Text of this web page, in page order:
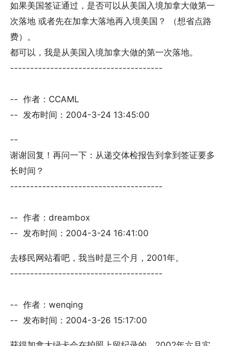
如果美国签证通过，是否可以从美国入境加拿大做第一
次落地 或者先在加拿大落地再入境美国？ （想省点路
费）。
都可以，我是从美国入境加拿大做的第一次落地。
--------------------------------------
-- 作者：CCAML
-- 发布时间：2004-3-24 13:45:00
--
谢谢回复！再问一下：从递交体检报告到拿到签证要多
长时间？
--------------------------------------
-- 作者：dreambox
-- 发布时间：2004-3-24 16:41:00
去移民网站看吧，我当时是三个月，2001年。
--------------------------------------
-- 作者：wenqing
-- 发布时间：2004-3-26 15:17:00